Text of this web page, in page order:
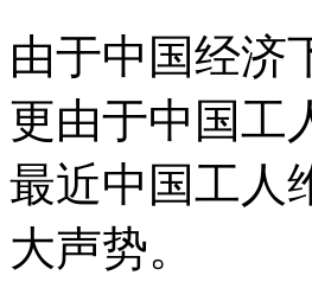
由于中国经济
更由于中国工
最近中国工人
大声势。